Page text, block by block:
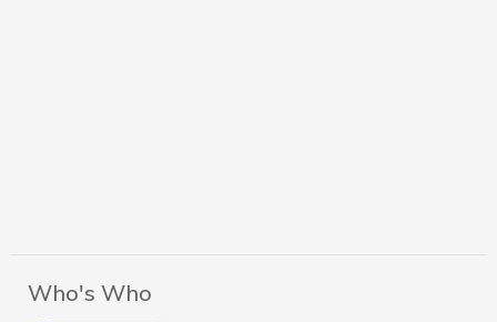
Who's Who